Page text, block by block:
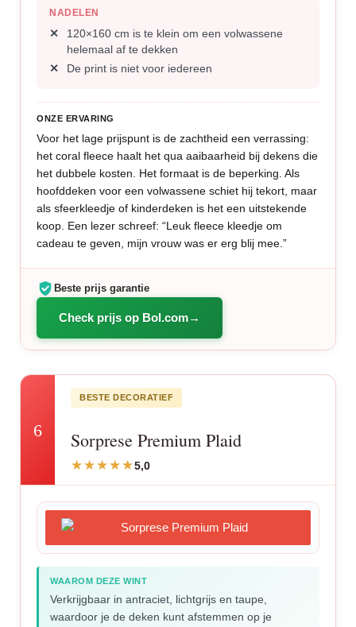
NADELEN
120×160 cm is te klein om een volwassene
helemaal af te dekken
De print is niet voor iedereen
ONZE ERVARING
Voor het lage prijspunt is de zachtheid een verrassing:
het coral fleece haalt het qua aaibaarheid bij dekens die
het dubbele kosten. Het formaat is de beperking. Als
hoofddeken voor een volwassene schiet hij tekort, maar
als sfeerkleedje of kinderdeken is het een uitstekende
koop. Een lezer schreef: “Leuk fleece kleedje om
cadeau te geven, mijn vrouw was er erg blij mee.”
Beste prijs garantie
Check prijs op Bol.com
6
BESTE DECORATIEF
Sorprese Premium Plaid
5,0
WAAROM DEZE WINT
Verkrijgbaar in antraciet, lichtgrijs en taupe,
waardoor je de deken kunt afstemmen op je